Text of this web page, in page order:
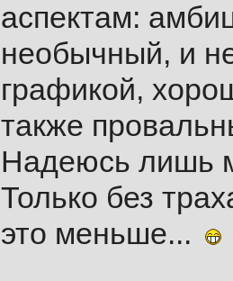
аспектам:
необычный, и
графикой,
также
Надеюсь лишь
Только без
это меньше...